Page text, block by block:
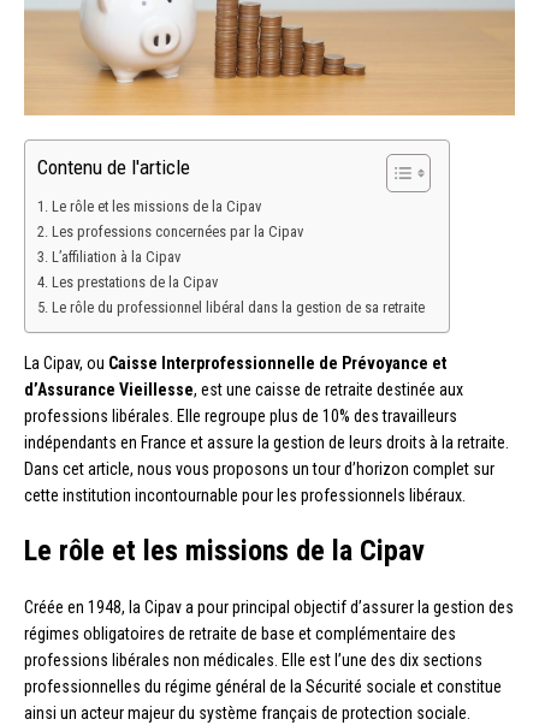
Contenu de l'article
Le rôle et les missions de la Cipav
Les professions concernées par la Cipav
L’affiliation à la Cipav
Les prestations de la Cipav
Le rôle du professionnel libéral dans la gestion de sa retraite
La Cipav, ou Caisse Interprofessionnelle de Prévoyance et
d’Assurance Vieillesse, est une caisse de retraite destinée aux
professions libérales. Elle regroupe plus de 10% des travailleurs
indépendants en France et assure la gestion de leurs droits à la retraite.
Dans cet article, nous vous proposons un tour d’horizon complet sur
cette institution incontournable pour les professionnels libéraux.
Le rôle et les missions de la Cipav
Créée en 1948, la Cipav a pour principal objectif d’assurer la gestion des
régimes obligatoires de retraite de base et complémentaire des
professions libérales non médicales. Elle est l’une des dix sections
professionnelles du régime général de la Sécurité sociale et constitue
ainsi un acteur majeur du système français de protection sociale.